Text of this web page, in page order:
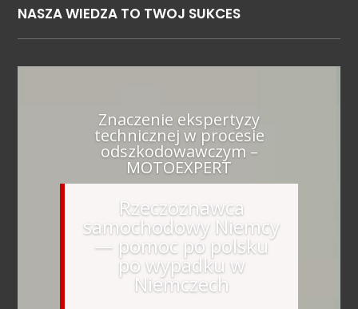
NASZA WIEDZA TO TWOJ SUKCES
Znaczenie ekspertyzy
technicznej w procesie
odszkodowawczym –
MOTOEXPERT
Rzeczoznawca
samochodowy Niemcy
— pomoc po polsku
po wypadku w
Niemczech